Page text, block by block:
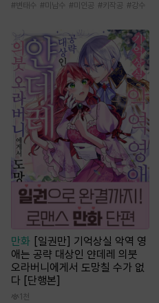
#변태수 #미남수 #미인공 #키작공 #강수
만화
[일권만] 기억상실 악역 영
애는 공략 대상인 얀데레 의붓
오라버니에게서 도망칠 수가 없
다 [단행본]
1천